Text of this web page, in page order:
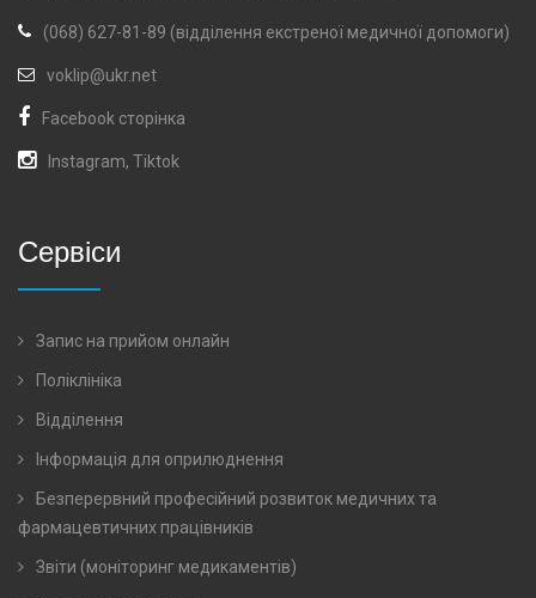
(068) 627-81-89 (відділення екстреної медичної допомоги)
voklip@ukr.net
Facebook сторінка
Instagram, Tiktok
Сервіси
Запис на прийом онлайн
Поліклініка
Відділення
Інформація для оприлюднення
Безперервний професійний розвиток медичних та
фармацевтичних працівників
Звіти (моніторинг медикаментів)